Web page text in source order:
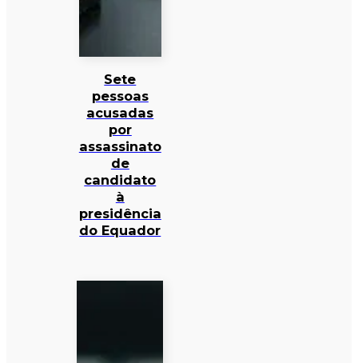
Sete
pessoas
acusadas
por
assassinato
de
candidato
à
presidência
do Equador